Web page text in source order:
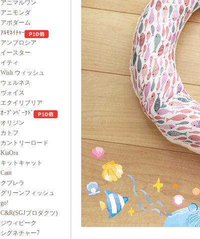
アニマルワン
アニモンダ
アボダーム
ｱﾙﾓﾈｲﾁｬｰ
アンブロシア
イースター
イティ
Wish ウィッシュ
ウェルネス
ヴォイス
エクイリブリア
ｵｰﾌﾞﾝﾍﾞｰｸﾄﾞ
オリジン
カトフ
カントリーロード
KiaOra
キットキャット
Catit
クプレラ
グリーンフィッシュ
go!
C&R(SGJプロダクツ)
ジウィピーク
シグネチャー7